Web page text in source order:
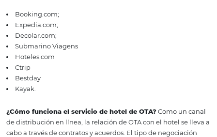
OTA-Hotel: algunas de las
agencias en Brasil
En la edición 2018 del Foro de Sitios de Turismo de
los expertos debatieron el futuro de OTA en Brasil.
unánimes al afirmar que todavía hay espacio para
relación OTA-Hotel en el mercado nacional. Consulte la
algunas de las agencias de viajes en línea activas en el